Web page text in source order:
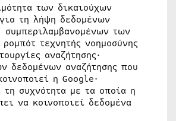
των δικαιούχων
τη λήψη δεδομένων
συμπεριλαμβανομένων των
τεχνητής νοημοσύνης
αναζήτησης·
δεδομένων αναζήτησης που
η Google·
τη συχνότητα με τα οποία η
να κοινοποιεί δεδομένα